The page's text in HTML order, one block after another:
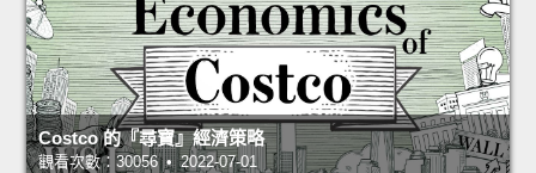
Costco 的『尋寶』經濟策略
觀看次數：30056 • 2022-07-01